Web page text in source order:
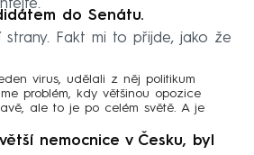
do Senátu.
strany. Fakt mi to přijde, jako že
virus, udělali z něj politikum
problém, kdy většinou opozice
ale to je po celém světě. A je
nemocnice v Česku, byl